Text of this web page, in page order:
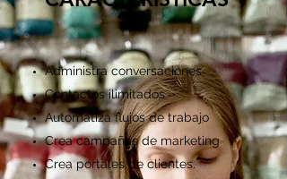
Administra conversaciones
Contactos ilimitados
Automatiza flujos de trabajo
Crea campañas de marketing
Crea portales de clientes.